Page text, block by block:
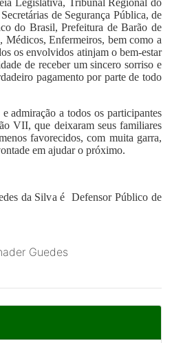
Legislativa, Tribunal Regional do
de Segurança Pública, de
do Brasil, Prefeitura de Barão de
Médicos, Enfermeiros, bem como a
os envolvidos atinjam o bem-estar
de receber um sincero sorriso e
pagamento por parte de todo
admiração a todos os participantes
VII, que deixaram seus familiares
favorecidos, com muita garra,
em ajudar o próximo.
da Silva é Defensor Público de
Guedes